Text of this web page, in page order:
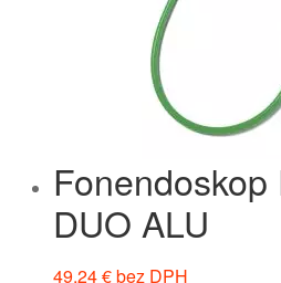
DUO ALU
49,24€bez DPH